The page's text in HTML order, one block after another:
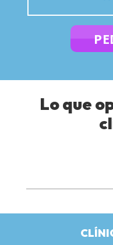
Lo que